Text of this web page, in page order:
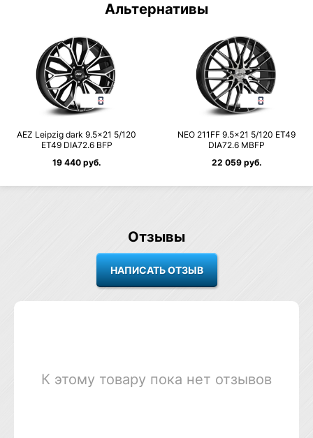
Альтернативы
AEZ Leipzig dark 9.5×21 5/120
ET49 DIA72.6 BFP
19 440 руб.
NEO 211FF 9.5×21 5/120 ET49
DIA72.6 MBFP
22 059 руб.
Отзывы
К этому товару пока нет отзывов